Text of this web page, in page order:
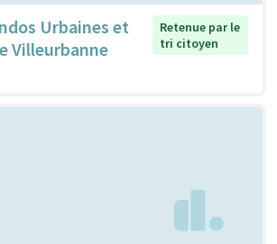
Urbaines et
Villeurbanne
Retenue par le
tri citoyen